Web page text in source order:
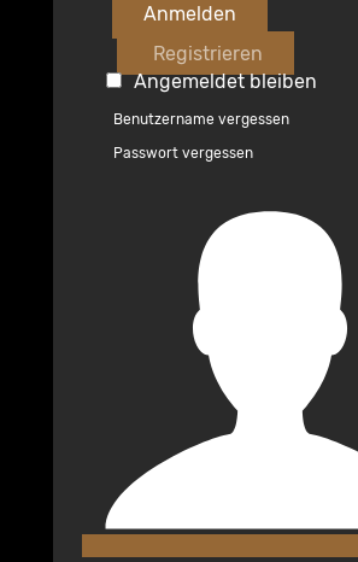
Anmelden
Registrieren
Angemeldet bleiben
Benutzername vergessen
Passwort vergessen